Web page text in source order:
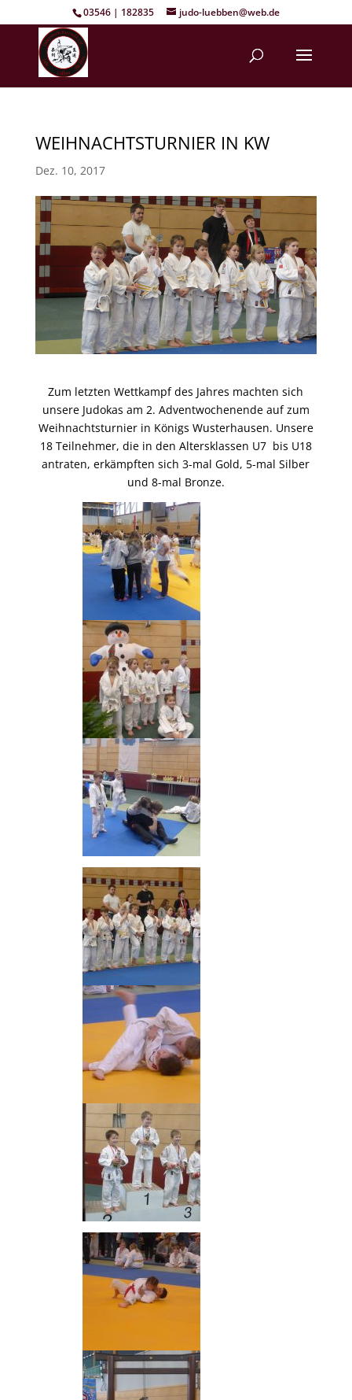
03546 | 182835 judo-luebben@web.de
WEIHNACHTSTURNIER IN KW
Dez. 10, 2017
Zum letzten Wettkampf des Jahres machten sich
unsere Judokas am 2. Adventwochenende auf zum
Weihnachtsturnier in Königs Wusterhausen. Unsere
18 Teilnehmer, die in den Altersklassen U7 bis U18
antraten, erkämpften sich 3-mal Gold, 5-mal Silber
und 8-mal Bronze.